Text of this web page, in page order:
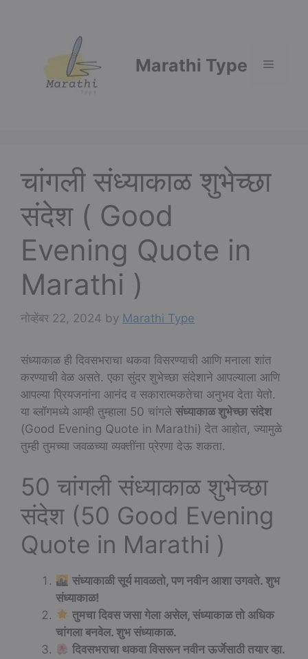
Marathi Type Menu
चांगली संध्याकाळ शुभेच्छा
संदेश ( Good
Evening Quote in
Marathi )
नोव्हेंबर 22, 2024 by Marathi Type
संध्याकाळ ही दिवसभराचा थकवा विसरण्याची आणि मनाला शांत
करण्याची वेळ असते. एका सुंदर शुभेच्छा संदेशाने आपल्याला आणि
आपल्या प्रियजनांना आनंद व सकारात्मकतेचा अनुभव देता येतो.
या ब्लॉगमध्ये आम्ही तुम्हाला 50 चांगले संध्याकाळ शुभेच्छा संदेश
(Good Evening Quote in Marathi) देत आहोत, ज्यामुळे
तुम्ही तुमच्या जवळच्या व्यक्तींना प्रेरणा देऊ शकता.
50 चांगली संध्याकाळ शुभेच्छा
संदेश (50 Good Evening
Quote in Marathi )
संध्याकाळी सूर्य मावळतो, पण नवीन आशा उगवते. शुभ
संध्याकाळ!
तुमचा दिवस जसा गेला असेल, संध्याकाळ तो अधिक
चांगला बनवेल. शुभ संध्याकाळ.
दिवसभराचा थकवा विसरून नवीन ऊर्जेसाठी तयार व्हा.